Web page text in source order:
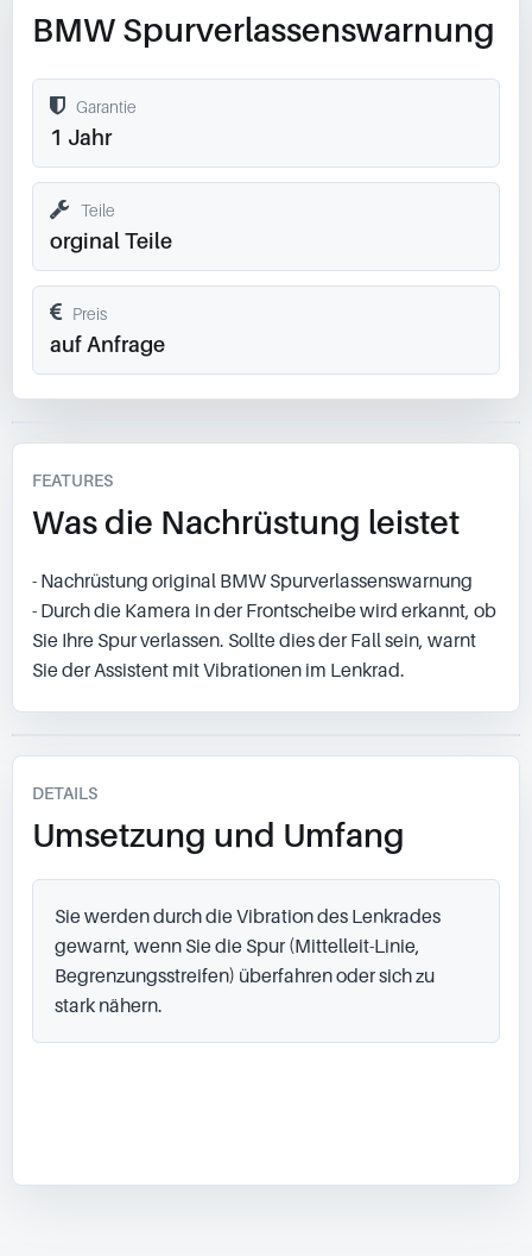
BMW Spurverlassenswarnung
Garantie
1 Jahr
Teile
orginal Teile
Preis
auf Anfrage
FEATURES
Was die Nachrüstung leistet
- Nachrüstung original BMW Spurverlassenswarnung
- Durch die Kamera in der Frontscheibe wird erkannt, ob
Sie Ihre Spur verlassen. Sollte dies der Fall sein, warnt
Sie der Assistent mit Vibrationen im Lenkrad.
DETAILS
Umsetzung und Umfang
Sie werden durch die Vibration des Lenkrades
gewarnt, wenn Sie die Spur (Mittelleit-Linie,
Begrenzungsstreifen) überfahren oder sich zu
stark nähern.